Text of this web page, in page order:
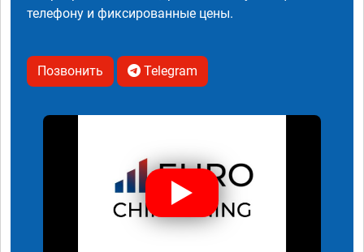
телефону и фиксированные цены.
Позвонить Telegram